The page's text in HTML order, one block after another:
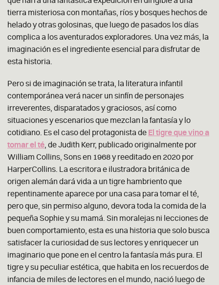
tierra misteriosa con montañas, ríos y bosques hechos de
helado y otras golosinas, que luego de pasados los días
complica a los aventurados exploradores. Una vez más, la
imaginación es el ingrediente esencial para disfrutar de
esta historia.
Pero si de imaginación se trata, la literatura infantil
contemporánea verá nacer un sinfín de personajes
irreverentes, disparatados y graciosos, así como
situaciones y escenarios que mezclan la fantasía y lo
cotidiano. Es el caso del protagonista de El tigre que vino a
tomar el té , de Judith Kerr, publicado originalmente por
William Collins, Sons en 1968 y reeditado en 2020 por
HarperCollins. La escritora e ilustradora británica de
origen alemán dará vida a un tigre hambriento que
repentinamente aparece por una casa para tomar el té,
pero que, sin permiso alguno, devora toda la comida de la
pequeña Sophie y su mamá. Sin moralejas ni lecciones de
buen comportamiento, esta es una historia que solo busca
satisfacer la curiosidad de sus lectores y enriquecer un
imaginario que pone en el centro la fantasía más pura. El
tigre y su peculiar estética, que habita en los recuerdos de
infancia de miles de lectores en el mundo, nació luego de